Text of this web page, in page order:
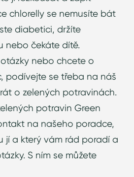
chlorelly se nemusíte bát
diabetici, držíte
nebo čekáte dítě.
nebo chcete o
podívejte se třeba na náš
o zelených potravinách.
potravin Green
na našeho poradce,
jí a který vám rád poradí a
S ním se můžete